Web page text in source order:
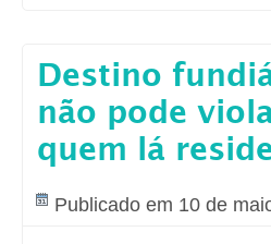
Destino
não pode
quem lá
Publicado em 10 de